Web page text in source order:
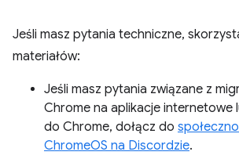
Jeśli masz pytania techniczne,
materiałów:
Jeśli masz pytania związane z
Chrome na aplikacje internetowe
do Chrome, dołącz do
ChromeOS na Discordzie.